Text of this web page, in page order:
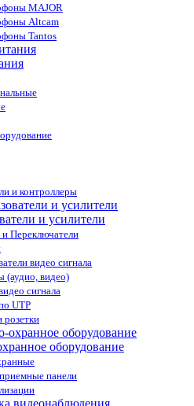
MAJOR
Altcam
Tantos
и контроллеры
и усилители
Переключатели
видео сигнала
(аудио, видео)
сигнала
UTP
розетки
оборудование
панели